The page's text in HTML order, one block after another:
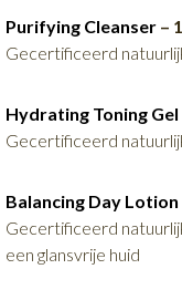
Purifying Cleanser –
Gecertificeerd
Hydrating Toning Gel
Gecertificeerd
Balancing Day Lotion
Gecertificeerd
een glansvrije huid